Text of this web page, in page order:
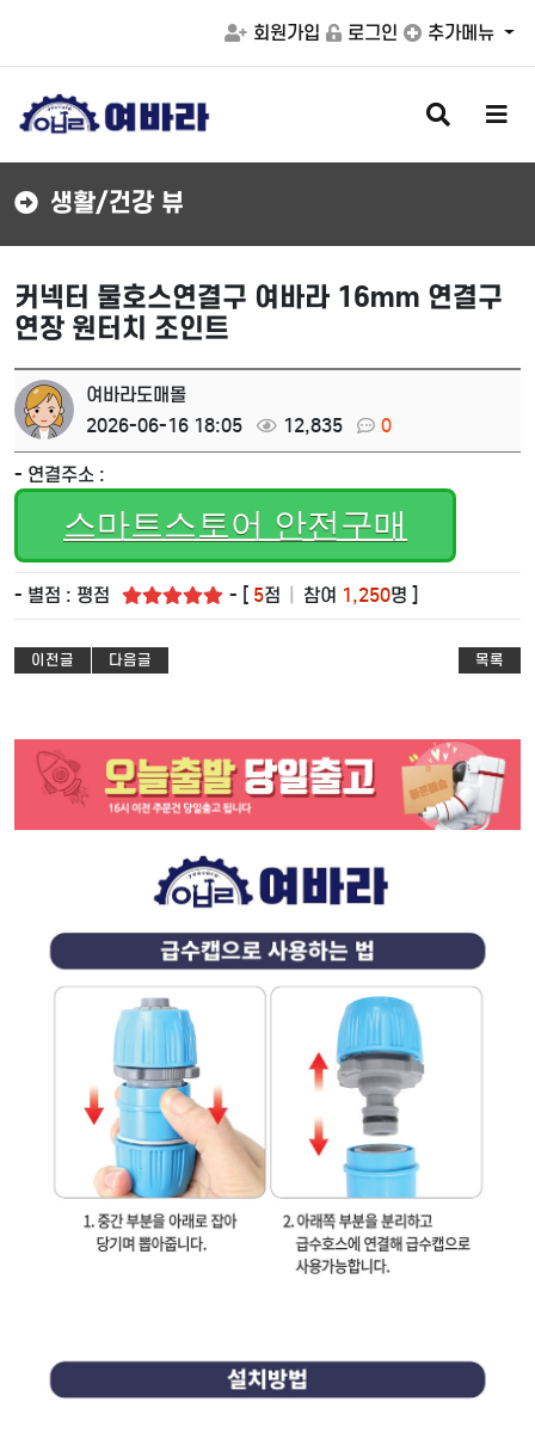
회원가입 로그인 추가메뉴
검
색
버
메
버
생활/건강 뷰
커넥터 물호스연결구 여바라 16mm 연결구
연장 원터치 조인트
여바라도매몰
2026-06-16 18:05
12,835 0
- 연결주소 :
스마트스토어 안전구매
- 별점 : 평점 - [ 5점 참여 1,250명 ]
이전글 다음글 목록